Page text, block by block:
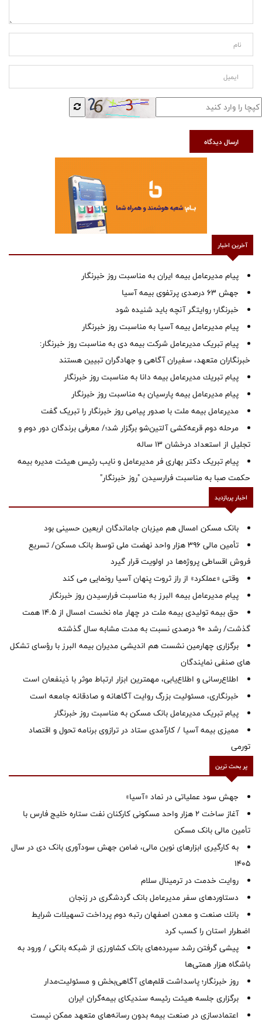
ارسال دیدگاه
آخرین اخبار
پیام مدیرعامل بیمه ایران به مناسبت روز خبرنگار
جهش ۶۳ درصدی پرتفوی بیمه آسیا
خبرنگار؛ روایتگر آنچه باید شنیده شود
پیام مدیرعامل بیمه آسیا به مناسبت روز خبرنگار
پیام تبریک مدیرعامل شرکت بیمه دی به مناسبت روز خبرنگار:
خبرنگاران متعهد، سفیران آگاهی و جهادگران تبیین هستند
پیام ‌تبریك‌ مدیرعامل بیمه دانا به مناسبت روز خبرنگار
پیام مدیرعامل بیمه پارسیان به مناسبت روز خبرنگار
مدیرعامل بیمه ملت با صدور پیامی روز خبرنگار را تبریک گفت
مرحله دوم قرعه‌کشی آلتین‌شو برگزار شد؛/ معرفی برندگان دور دوم و
تجلیل از استعداد درخشان ۱۳ ساله
پیام تبریک دکتر بهاری فر مدیرعامل و نایب رئیس هیئت مدیره بیمه
حکمت صبا به مناسبت فرارسیدن "روز خبرنگار"
اخبار پربازدید
بانک مسکن امسال هم میزبان جاماندگان اربعین حسینی بود
تأمین مالی ۳۹۶ هزار واحد نهضت ملی توسط بانک مسکن/ تسریع
فروش اقساطی پروژه‌ها در اولویت قرار گیرد
وقتی «عملکرد» از راز ثروت پنهان آسیا رونمایی می کند
پیام مدیرعامل بیمه البرز به مناسبت فرارسیدن روز خبرنگار
حق بیمه تولیدی بیمه ملت در چهار ماه نخست امسال از 14.5 همت
گذشت/ رشد 90 درصدی نسبت به مدت مشابه سال گذشته
برگزاری چهارمین نشست هم اندیشی مدیران بیمه البرز با رؤسای تشکل
های صنفی نمایندگان
اطلاع‌رسانی و اطلاع‌یابی، مهمترین ابزار ارتباط موثر با ذینفعان است
خبرنگاری، مسئولیت بزرگ روایت آگاهانه و صادقانه جامعه است
پیام تبریک مدیرعامل بانک مسکن به مناسبت روز خبرنگار
ممیزی بیمه آسیا / کارآمدی ستاد در ترازوی برنامه تحول و اقتصاد
تورمی
پر بحث ترین
جهش سود عملیاتی در نماد «آسیا»
آغاز ساخت ۲ هزار واحد مسکونی کارکنان نفت ستاره خلیج فارس با
تأمین مالی بانک مسکن
به کارگیری ابزارهای نوین مالی، ضامن جهش سودآوری بانک دی در سال
1405
روایت خدمت در ترمینال سلام
دستاوردهای سفر مدیرعامل بانک گردشگری در زنجان
بانك صنعت و معدن اصفهان رتبه دوم پرداخت تسهیلات شرایط
اضطرار استان را كسب كرد
پیشی گرفتن رشد سپرده‌های بانک کشاورزی از شبکه بانکی / ورود به
باشگاه هزار همتی‌ها
روز خبرنگار؛ پاسداشت قلم‌های آگاهی‌بخش و مسئولیت‌مدار
برگزاری جلسه هیئت رئیسه سندیکای بیمه‌گران ایران
اعتمادسازی در صنعت بیمه بدون رسانه‌های متعهد ممکن نیست